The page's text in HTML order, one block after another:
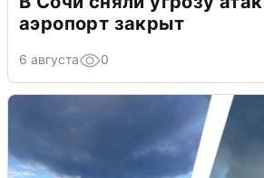
аэропорт закрыт
6 августа 0